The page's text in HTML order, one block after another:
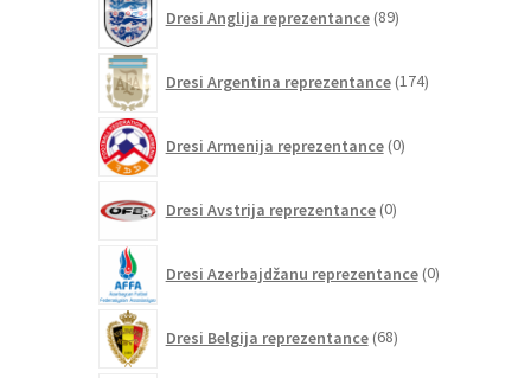
Dresi Anglija reprezentance 89izdelkov
Dresi Argentina reprezentance 174izdelkov
Dresi Armenija reprezentance 0izdelkov
Dresi Avstrija reprezentance 0izdelkov
Dresi Azerbajdžanu reprezentance 0izdelkov
Dresi Belgija reprezentance 68izdelkov